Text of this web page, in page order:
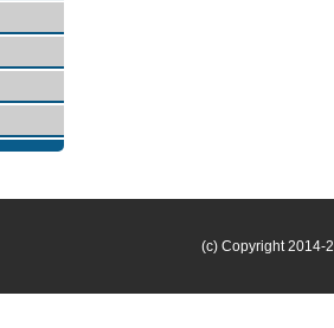
(c) Copyright 2014-